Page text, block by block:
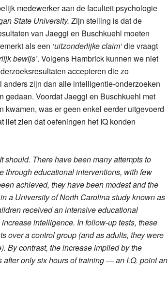
medewerker aan de faculteit psychologie
State University. Zijn stelling is dat de
van Jaeggi en Buschkuehl moeten
als een ‘uitzonderlijke claim’die vraagt
bewijs’. Volgens Hambrick kunnen we niet
accepteren die zo
anders zijn dan alle intelligentie-onderzoeken
gedaan. Voordat Jaeggi en Buschkuehl met
kwamen, was er geen enkel eerder uitgevoerd
liet zien dat oefeningen het IQ konden
should. There have been many attempts to
through educational interventions, with few
achieved, they have been modest and the
a University of North Carolina study known as
received an intensive educational
intelligence. In follow-up tests, these
over a control group (and as adults, they were
By contrast, the increase implied by the
only six hours of training — an I.Q. point an